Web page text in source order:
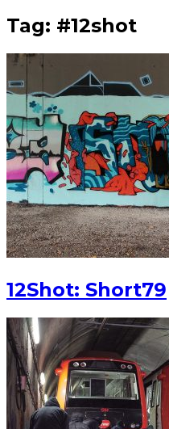
Tag: #12shot
12Shot: Short79